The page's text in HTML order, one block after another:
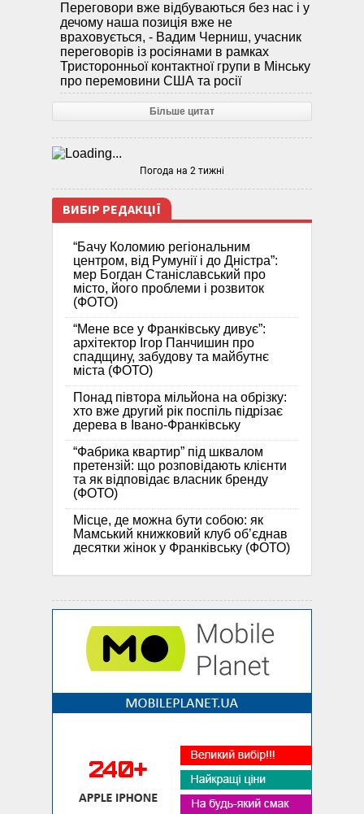
Переговори вже відбуваються без нас і у
дечому наша позиція вже не
враховується, - Вадим Черниш, учасник
переговорів із росіянами в рамках
Тристоронньої контактної групи в Мінську
про перемовини США та росії
Більше цитат
Погода на 2 тижні
ВИБІР РЕДАКЦІЇ
“Бачу Коломию регіональним
центром, від Румунії і до Дністра”:
мер Богдан Станіславський про
місто, його проблеми і розвиток
(ФОТО)
“Мене все у Франківську дивує”:
архітектор Ігор Панчишин про
спадщину, забудову та майбутнє
міста (ФОТО)
Понад півтора мільйона на обрізку:
хто вже другий рік поспіль підрізає
дерева в Івано-Франківську
“Фабрика квартир” під шквалом
претензій: що розповідають клієнти
та як відповідає власник бренду
(ФОТО)
Місце, де можна бути собою: як
Мамський книжковий клуб об’єднав
десятки жінок у Франківську (ФОТО)